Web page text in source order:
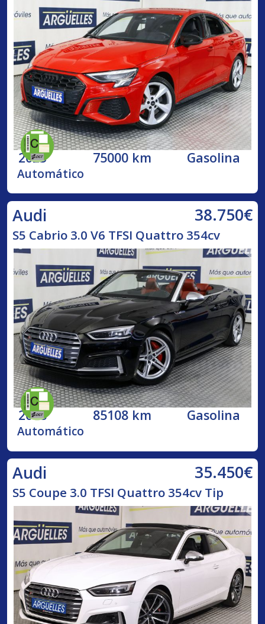
2023 75000 km Gasolina
Automático
Audi 38.750€
S5 Cabrio 3.0 V6 TFSI Quattro 354cv
2018 85108 km Gasolina
Automático
Audi 35.450€
S5 Coupe 3.0 TFSI Quattro 354cv Tip